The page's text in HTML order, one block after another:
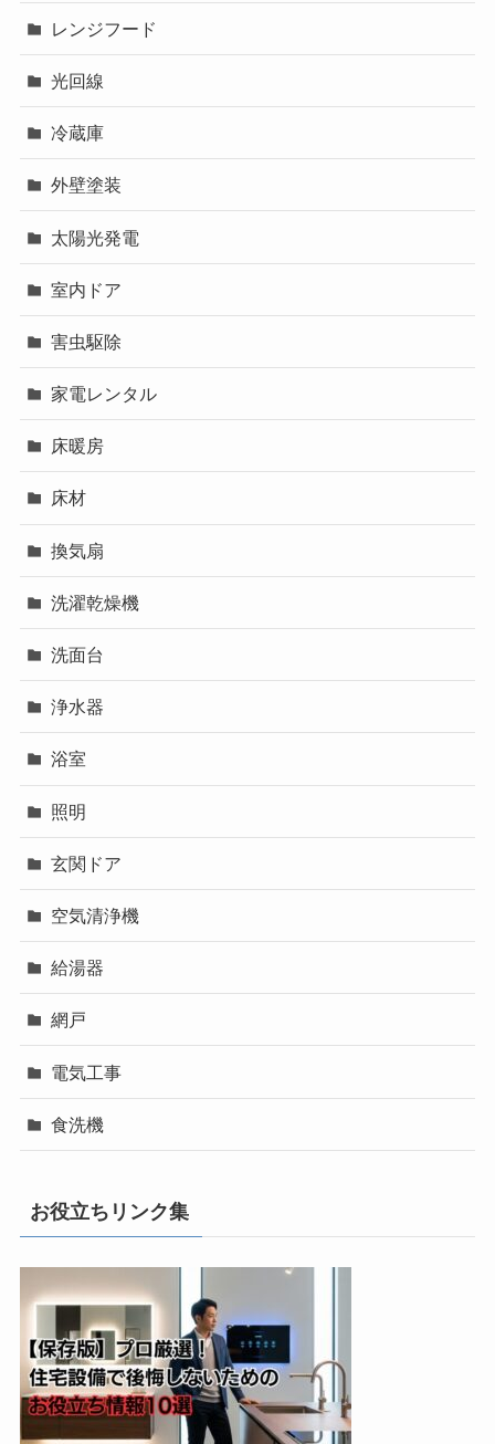
レンジフード
光回線
冷蔵庫
外壁塗装
太陽光発電
室内ドア
害虫駆除
家電レンタル
床暖房
床材
換気扇
洗濯乾燥機
洗面台
浄水器
浴室
照明
玄関ドア
空気清浄機
給湯器
網戸
電気工事
食洗機
お役立ちリンク集